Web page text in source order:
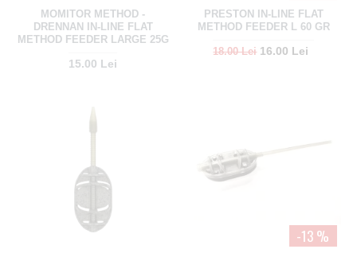
MOMITOR METHOD -
DRENNAN IN-LINE FLAT
METHOD FEEDER LARGE 25G
15.00 Lei
PRESTON IN-LINE FLAT
METHOD FEEDER L 60 GR
18.00 Lei 16.00 Lei
-13 %